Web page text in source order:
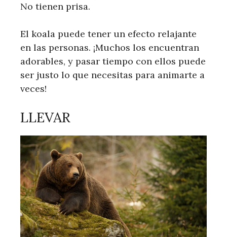
No tienen prisa.
El koala puede tener un efecto relajante
en las personas. ¡Muchos los encuentran
adorables, y pasar tiempo con ellos puede
ser justo lo que necesitas para animarte a
veces!
LLEVAR